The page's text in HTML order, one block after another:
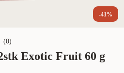
-41%
Exotic Fruit 60 g
(0)